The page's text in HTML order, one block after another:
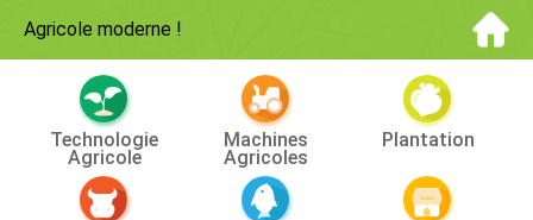
Agricole moderne !
Technologie
Agricole
Machines
Agricoles
Plantation